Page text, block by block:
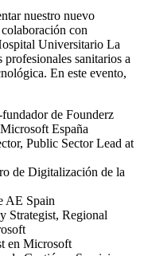
nuestro nuevo
con
Universitario La
sanitarios a
En este evento,
de Founderz
España
Public Sector Lead at
de Digitalización de la
AE Spain
Strategist, Regional
en Microsoft